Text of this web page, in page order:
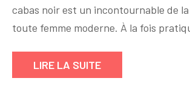
cabas noir est un incontournable de
toute femme moderne. À la fois
LIRE LA SUITE